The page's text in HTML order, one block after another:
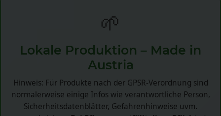
🌱
Lokale Produktion – Made in
Austria
Hinweis: Für Produkte nach der GPSR-Verordnung sind
normalerweise einige Infos wie verantwortliche Person,
Sicherheitsdatenblätter, Gefahrenhinweise uvm.